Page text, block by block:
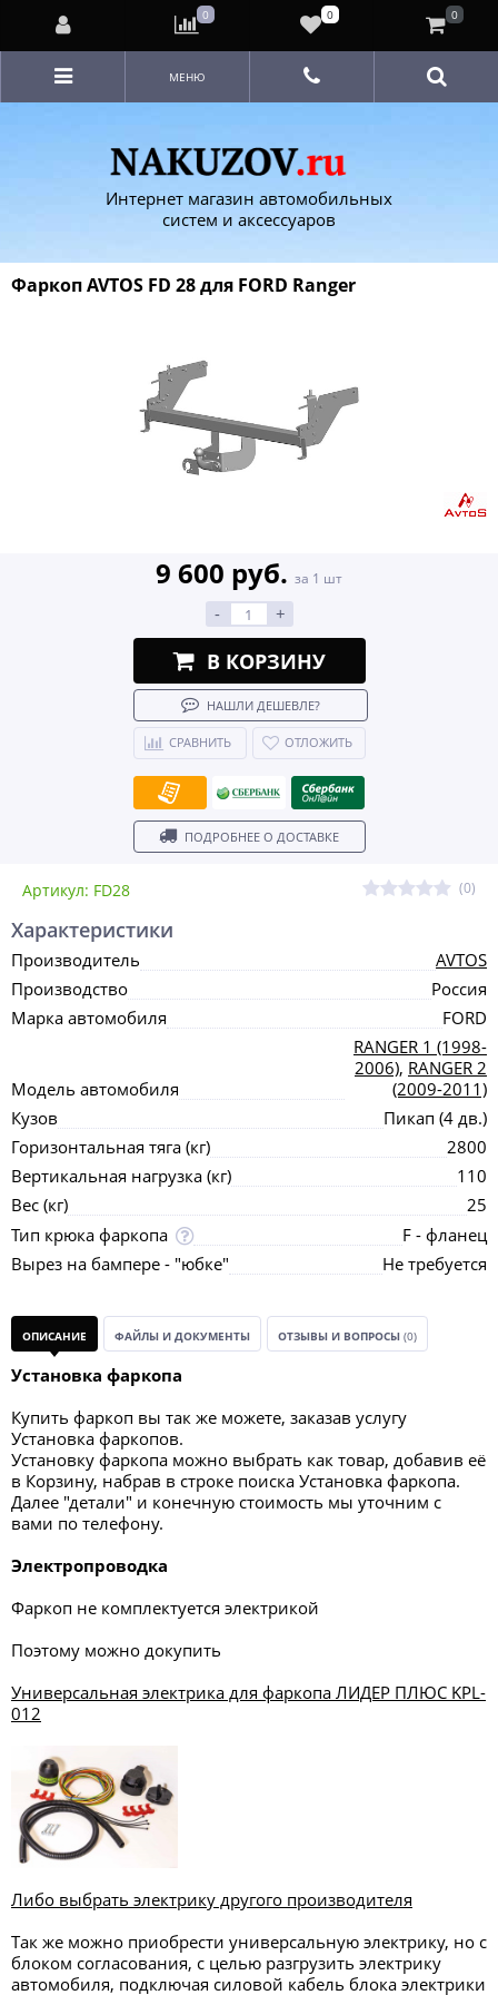
Интернет магазин автомобильных
систем и аксессуаров
МЕНЮ
Фаркоп AVTOS FD 28 для FORD Ranger
Артикул: FD28 (0)
9 600 руб. за 1 шт
- +
В КОРЗИНУ
НАШЛИ ДЕШЕВЛЕ?
СРАВНИТЬ ОТЛОЖИТЬ
ПОДРОБНЕЕ О ДОСТАВКЕ
Характеристики
Производитель
AVTOS
Производство
Россия
Марка автомобиля
FORD
Модель автомобиля
RANGER 1 (1998-
2006), RANGER 2
(2009-2011)
Кузов
Пикап (4 дв.)
Горизонтальная тяга (кг)
2800
Вертикальная нагрузка (кг)
110
Вес (кг)
25
Тип крюка фаркопа
F - фланец
Вырез на бампере - "юбке"
Не требуется
ОПИСАНИЕ ФАЙЛЫ И ДОКУМЕНТЫ ОТЗЫВЫ И ВОПРОСЫ (0)
Установка фаркопа
Купить фаркоп вы так же можете, заказав услугу
Установка фаркопов.
Установку фаркопа можно выбрать как товар, добавив её
в Корзину, набрав в строке поиска Установка фаркопа.
Далее "детали" и конечную стоимость мы уточним с
вами по телефону.
Электропроводка
Фаркоп не комплектуется электрикой
Поэтому можно докупить
Универсальная электрика для фаркопа ЛИДЕР ПЛЮС KPL-
012
Либо выбрать электрику другого производителя
Так же можно приобрести универсальную электрику, но с
блоком согласования, с целью разгрузить электрику
автомобиля, подключая силовой кабель блока электрики
0 0 0